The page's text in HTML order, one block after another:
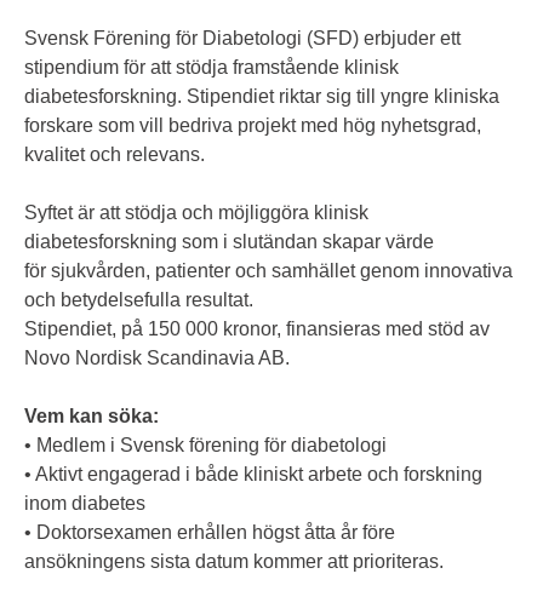
Svensk Förening för Diabetologi (SFD) erbjuder ett
stipendium för att stödja framstående klinisk
diabetesforskning. Stipendiet riktar sig till yngre kliniska
forskare som vill bedriva projekt med hög nyhetsgrad,
kvalitet och relevans.
Syftet är att stödja och möjliggöra klinisk
diabetesforskning som i slutändan skapar värde
för sjukvården, patienter och samhället genom innovativa
och betydelsefulla resultat.
Stipendiet, på 150 000 kronor, finansieras med stöd av
Novo Nordisk Scandinavia AB.
Vem kan söka:
• Medlem i Svensk förening för diabetologi
• Aktivt engagerad i både kliniskt arbete och forskning
inom diabetes
• Doktorsexamen erhållen högst åtta år före
ansökningens sista datum kommer att prioriteras.